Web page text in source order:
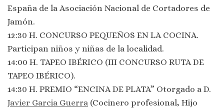
España de la Asociación Nacional de Cortadores de
Jamón.
12:30 H. CONCURSO PEQUEÑOS EN LA COCINA.
Participan niños y niñas de la localidad.
14:00 H. TAPEO IBÉRICO (III CONCURSO RUTA DE
TAPEO IBÉRICO).
14:30 H. PREMIO “ENCINA DE PLATA” Otorgado a D.
Javier Garcia Guerra (Cocinero profesional, Hijo